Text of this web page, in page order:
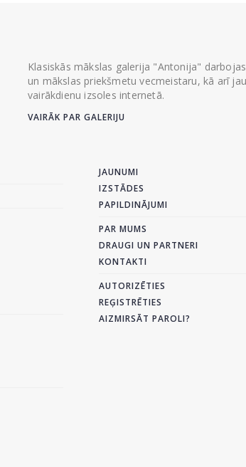
Klasiskās mākslas galerija "Antonija"
un mākslas priekšmetu vecmeistaru, kā arī
vairākdienu izsoles internetā.
VAIRĀK PAR GALERIJU
JAUNUMI
IZSTĀDES
PAPILDINĀJUMI
PAR MUMS
DRAUGI UN PARTNERI
KONTAKTI
AUTORIZĒTIES
REĢISTRĒTIES
AIZMIRSĀT PAROLI?